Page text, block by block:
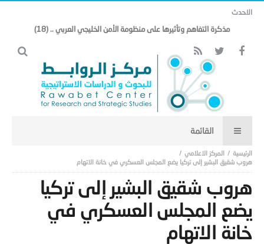
الاحدث
مذكرة التفاهم وتأثيرها على منظومة الأمن الخليجي العربي .. (18)
المركز الاعلامي
هروب شقيق البشير إلى تركيا يضع المجلس العسكري في خانة الاتهام
هروب شقيق البشير إلى تركيا
يضع المجلس العسكري في
خانة الاتهام